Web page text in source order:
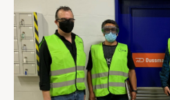
Développement
Devenir Membre